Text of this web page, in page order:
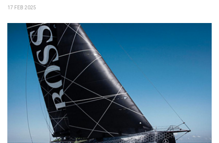
17 FEB 2025